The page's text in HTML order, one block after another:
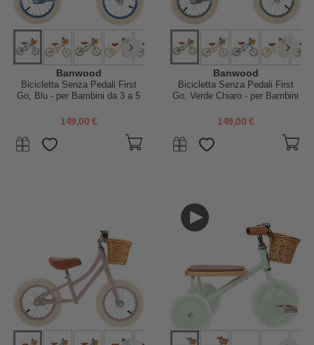
Banwood
Bicicletta Senza Pedali First
Go, Blu - per Bambini da 3 a 5
149,00 €
Banwood
Bicicletta Senza Pedali First
Go, Verde Chiaro - per Bambini
149,00 €